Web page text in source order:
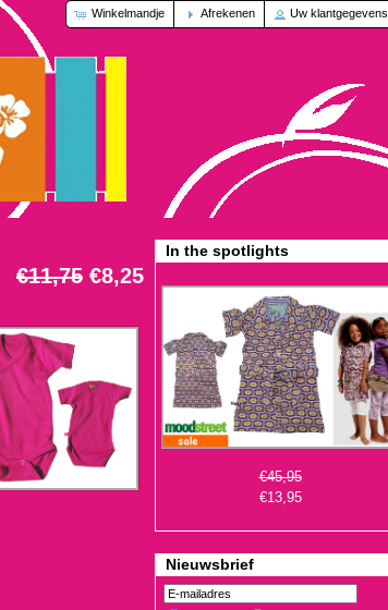
Winkelmandje Afrekenen Uw klantgegevens
€11,75 €8,25
In the spotlights
€13,95
Nieuwsbrief